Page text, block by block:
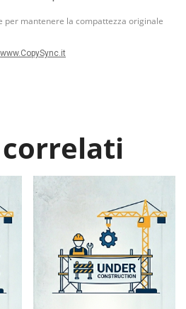
per mantenere la compattezza originale
www.CopySync.it